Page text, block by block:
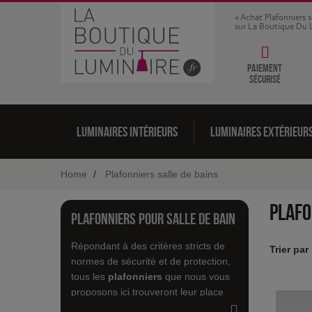
« Achat Plafonniers
sur La Boutique Du
Paiement
sécurisé
Luminaires intérieurs Luminaires
Home Plafonniers salle de bains
Plafonniers pour salle de bain
Répondant à des critères stricts de
normes de sécurité et de protection,
tous les plafonniers que nous vous
proposons ici trouveront leur place
Trier par